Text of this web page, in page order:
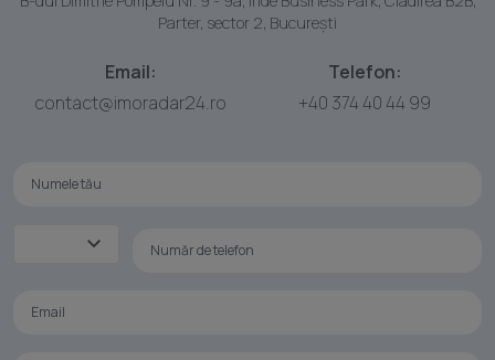
Parter, sector 2, București
Email:
contact@imoradar24.ro
Telefon:
+40 374 40 44 99